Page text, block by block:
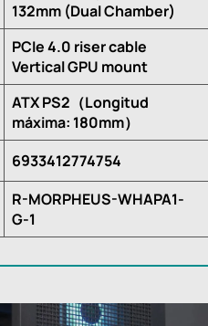
132mm (Dual Chamber)
PCIe 4.0 riser cable
Vertical GPU mount
ATX PS2（Longitud
máxima: 180mm）
6933412774754
R-MORPHEUS-WHAPA1-
G-1